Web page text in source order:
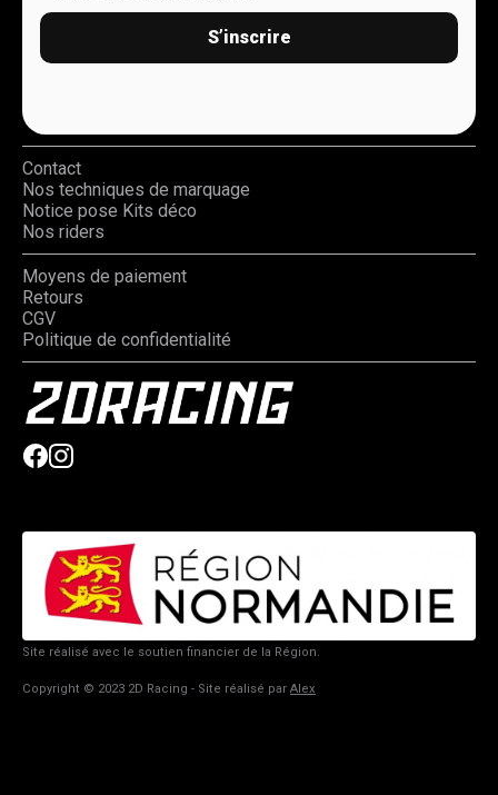
S’inscrire
Contact
Nos techniques de marquage
Notice pose Kits déco
Nos riders
Moyens de paiement
Retours
CGV
Politique de confidentialité
Site réalisé avec le soutien financier de la Région.
Copyright © 2023 2D Racing - Site réalisé par Alex